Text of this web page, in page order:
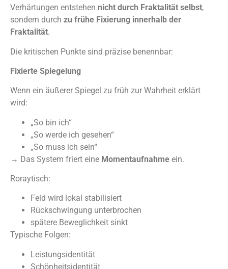
Verhärtungen entstehen nicht durch Fraktalität selbst,
sondern durch zu frühe Fixierung innerhalb der
Fraktalität.
Die kritischen Punkte sind präzise benennbar:
Fixierte Spiegelung
Wenn ein äußerer Spiegel zu früh zur Wahrheit erklärt
wird:
„So bin ich“
„So werde ich gesehen“
„So muss ich sein“
→ Das System friert eine Momentaufnahme ein.
Roraytisch:
Feld wird lokal stabilisiert
Rückschwingung unterbrochen
spätere Beweglichkeit sinkt
Typische Folgen:
Leistungsidentität
Schönheitsidentität